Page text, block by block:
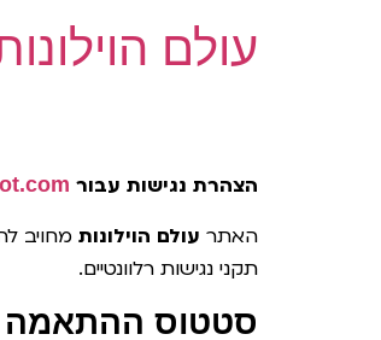
עולם
הצהרת נגישות עבור
האתר עולם הוילונות מחויב
תקני נגישות רלוונטיים.
סטטוס ההתאמה